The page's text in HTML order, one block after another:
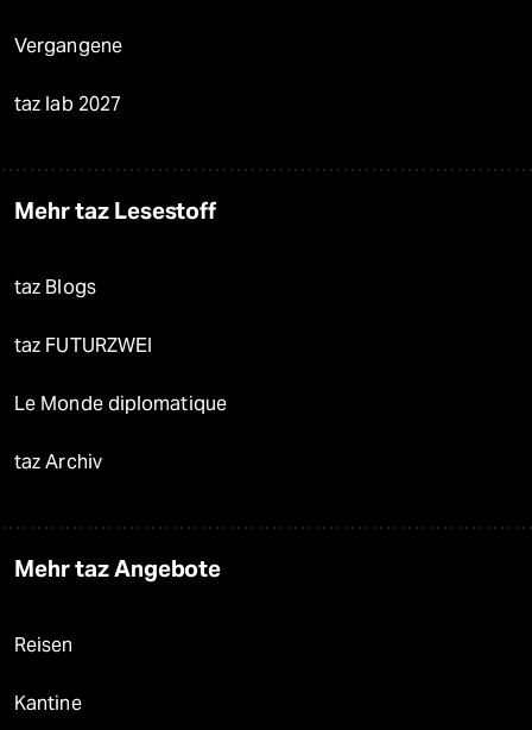
Vergangene
taz lab 2027
Mehr taz Lesestoff
taz Blogs
taz FUTURZWEI
Le Monde diplomatique
taz Archiv
Mehr taz Angebote
Reisen
Kantine